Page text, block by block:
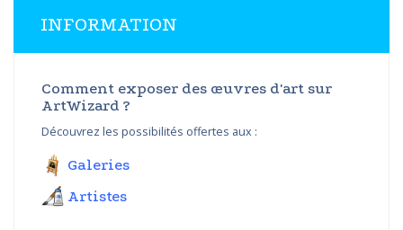
INFORMATION
Comment exposer des œuvres d'art sur
ArtWizard ?
Découvrez les possibilités offertes aux :
Galeries
Artistes